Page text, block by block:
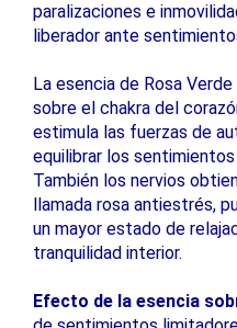
paralizaciones e
liberador ante
La esencia de Rosa
sobre el chakra del
estimula las fuerzas de
equilibrar los
También los nervios
llamada rosa antiestrés,
un mayor estado de
tranquilidad interior.
Efecto de la esencia